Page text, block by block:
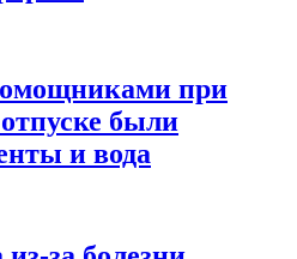
при
были
и вода